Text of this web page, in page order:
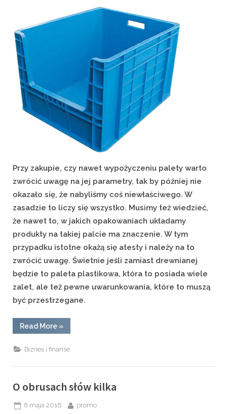
Przy zakupie, czy nawet wypożyczeniu palety warto
zwrócić uwagę na jej parametry, tak by później nie
okazało się, że nabyliśmy coś niewłaściwego. W
zasadzie to liczy się wszystko. Musimy też wiedzieć,
że nawet to, w jakich opakowaniach układamy
produkty na takiej palcie ma znaczenie. W tym
przypadku istotne okażą się atesty i należy na to
zwrócić uwagę. Świetnie jeśli zamiast drewnianej
będzie to paleta plastikowa, która to posiada wiele
zalet, ale też pewne uwarunkowania, które to muszą
być przestrzegane.
Read More“Charakterystyka
pojemników
»
Biznes i finanse
O obrusach słów kilka
Posted
8 maja 2016 By
promo